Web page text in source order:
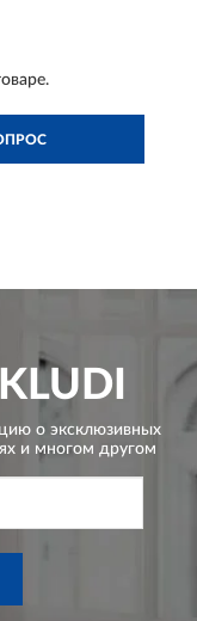
о эксклюзивных
и многом другом